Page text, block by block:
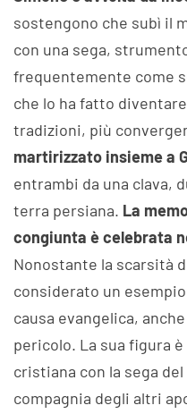
sostengono che subì il
con una sega,
frequentemente come
che lo ha fatto
tradizioni, più
martirizzato insieme a
entrambi da una clava,
terra persiana. La
congiunta è celebrata
Nonostante la scarsità
considerato un
causa evangelica,
pericolo. La sua figura
cristiana con la sega
compagnia degli altri